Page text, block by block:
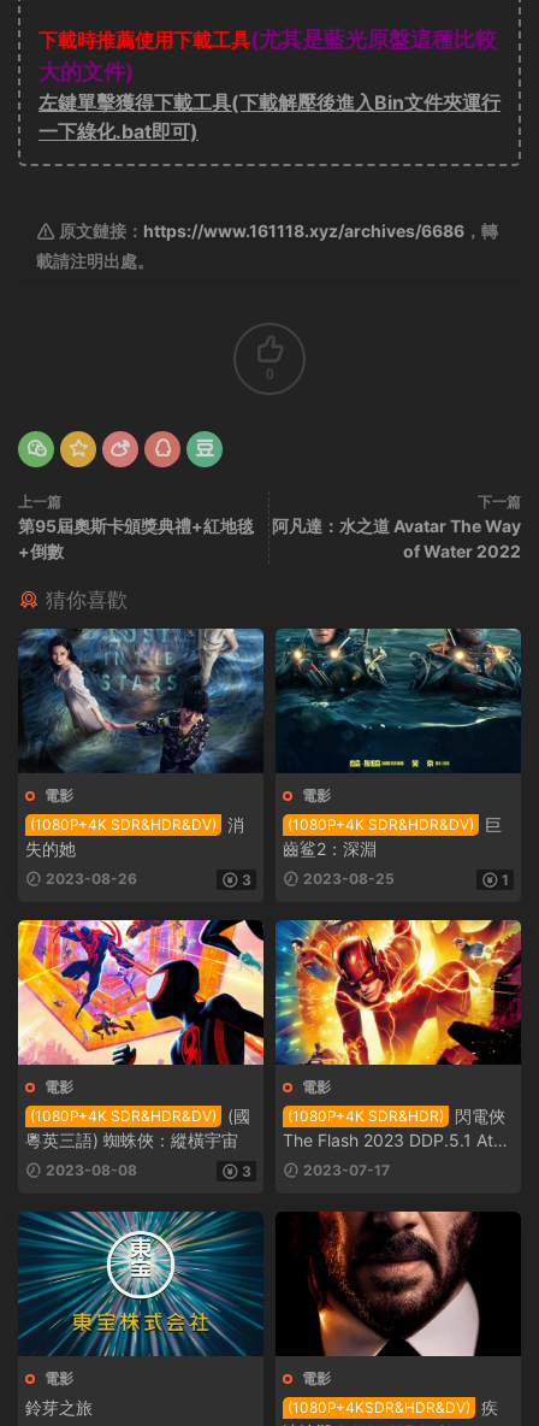
下載時推薦使用下載工具(尤其是藍光原盤這種比較
大的文件)
左鍵單擊獲得下載工具(下載解壓後進入Bin文件夾運行
一下綠化.bat即可)
原文鏈接： https://www.161118.xyz/archives/6686 ，轉
載請注明出處。
0
上一篇
第95屆奧斯卡頒獎典禮+紅地毯
+倒數
下一篇
阿凡達：水之道 Avatar The Way
of Water 2022
猜你喜歡
電影
(1080P+4K SDR&HDR&DV)
消
失的她
2023-08-26 3
電影
(1080P+4K SDR&HDR&DV)
巨
齒鲨2：深淵
2023-08-25 1
電影
(1080P+4K SDR&HDR&DV)
(國
粵英三語) 蜘蛛俠：縱橫宇宙
2023-08-08 3
電影
(1080P+4K SDR&HDR)
閃電俠
The Flash 2023 DDP.5.1 Atm
os 2023-07-17
電影
鈴芽之旅
電影
(1080P+4KSDR&HDR&DV)
疾